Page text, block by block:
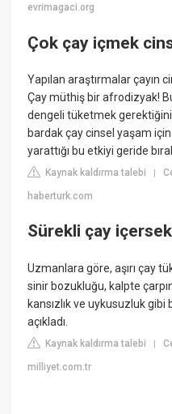
evrimagaci.org
Çok çay içmek
Yapılan araştırmalar çayın
Çay müthiş bir afrodizyak!
dengeli tüketmek
bardak çay cinsel yaşam
yarattığı bu etkiyi geride
Kaynak kaldırma talebi |
haberturk.com
Sürekli çay
Uzmanlara göre, aşırı çay
sinir bozukluğu, kalpte
kansızlık ve uykusuzluk gibi
açıkladı.
Kaynak kaldırma talebi |
milliyet.com.tr